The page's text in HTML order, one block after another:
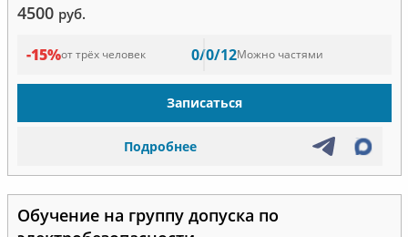
4500 руб.
-15%от трёх человек 0/0/12Можно частями
Записаться
Подробнее
Обучение на группу допуска по